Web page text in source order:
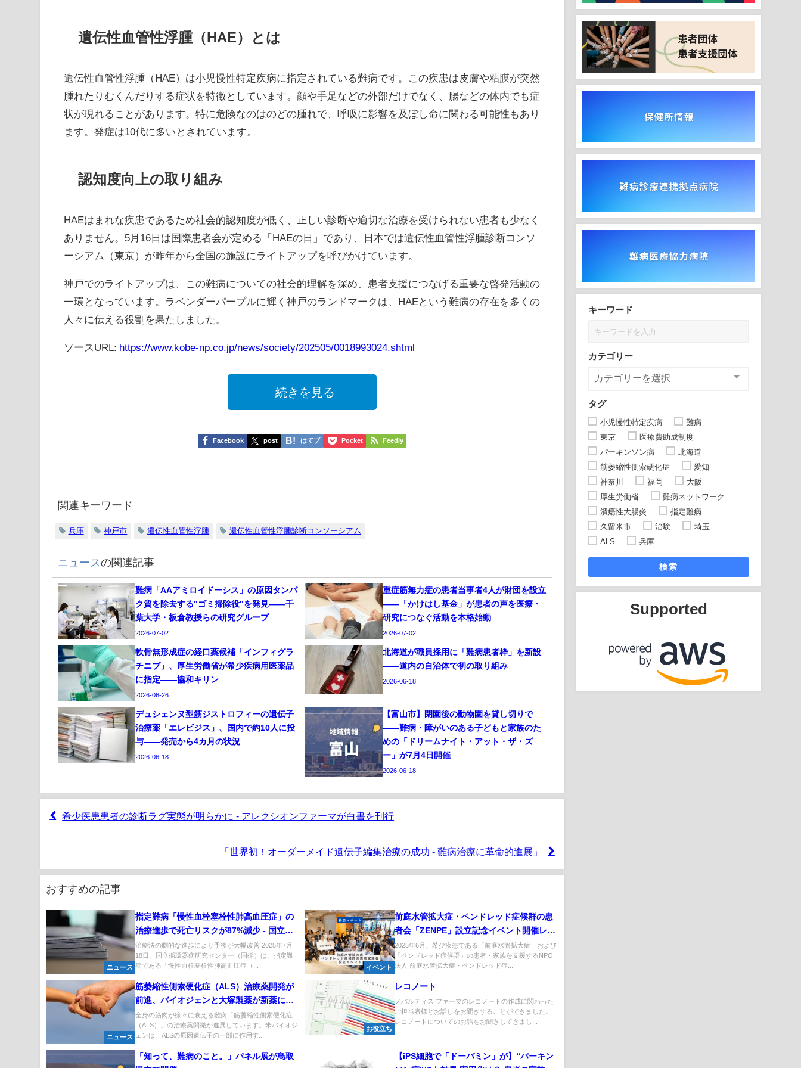
遺伝性血管性浮腫（HAE）とは
遺伝性血管性浮腫（HAE）は小児慢性特定疾病に指定されている難病です。この疾患は皮膚や粘膜が突然
腫れたりむくんだりする症状を特徴としています。顔や手足などの外部だけでなく、腸などの体内でも症
状が現れることがあります。特に危険なのはのどの腫れで、呼吸に影響を及ぼし命に関わる可能性もあり
ます。発症は10代に多いとされています。
認知度向上の取り組み
HAEはまれな疾患であるため社会的認知度が低く、正しい診断や適切な治療を受けられない患者も少なく
ありません。5月16日は国際患者会が定める「HAEの日」であり、日本では遺伝性血管性浮腫診断コンソ
ーシアム（東京）が昨年から全国の施設にライトアップを呼びかけています。
神戸でのライトアップは、この難病についての社会的理解を深め、患者支援につなげる重要な啓発活動の
一環となっています。ラベンダーパープルに輝く神戸のランドマークは、HAEという難病の存在を多くの
人々に伝える役割を果たしました。
ソースURL: https://www.kobe-np.co.jp/news/society/202505/0018993024.shtml
続きを見る
Facebook post はてブ Pocket Feedly
関連キーワード
兵庫 神戸市 遺伝性血管性浮腫 遺伝性血管性浮腫診断コンソーシアム
ニュースの関連記事
難病「AAアミロイドーシス」の原因タンパ
ク質を除去する"ゴミ掃除役"を発見——千
葉大学・板倉教授らの研究グループ
2026-07-02
重症筋無力症の患者当事者4人が財団を設立
——「かけはし基金」が患者の声を医療・
研究につなぐ活動を本格始動
2026-07-02
軟骨無形成症の経口薬候補「インフィグラ
チニブ」、厚生労働省が希少疾病用医薬品
に指定——協和キリン
2026-06-26
北海道が職員採用に「難病患者枠」を新設
——道内の自治体で初の取り組み
2026-06-18
デュシェンヌ型筋ジストロフィーの遺伝子
治療薬「エレビジス」、国内で約10人に投
与——発売から4カ月の状況
2026-06-18
【富山市】閉園後の動物園を貸し切りで
——難病・障がいのある子どもと家族のた
めの「ドリームナイト・アット・ザ・ズ
ー」が7月4日開催
2026-06-18
希少疾患患者の診断ラグ実態が明らかに - アレクシオンファーマが白書を刊行
「世界初！オーダーメイド遺伝子編集治療の成功 - 難病治療に革命的進展」
おすすめの記事
ニュース
指定難病「慢性血栓塞栓性肺高血圧症」の
治療進歩で死亡リスクが87%減少 - 国立循
環器病研究センターが発表
治療法の劇的な進歩により予後が大幅改善 2025年7月
18日、国立循環器病研究センター（国循）は、指定難
病である「慢性血栓塞栓性肺高血圧症（...
イベント
前庭水管拡大症・ペンドレッド症候群の患
者会「ZENPE」設立記念イベント開催レポ
ート
2025年6月、希少疾患である「前庭水管拡大症」および
「ペンドレッド症候群」の患者・家族を支援するNPO
法人 前庭水管拡大症・ペンドレッド症...
ニュース
筋萎縮性側索硬化症（ALS）治療薬開発が
前進、バイオジェンと大塚製薬が新薬に挑
む
全身の筋肉が徐々に衰える難病「筋萎縮性側索硬化症
（ALS）」の治療薬開発が進展しています。米バイオジ
ェンは、ALSの原因遺伝子の一部に作用す...
お役立ち
レコノート
ノバルティス ファーマのレコノートの作成に関わった
ご担当者様とお話しをお聞きすることができました。
レコノートについてのお話をお聞きしてきまし...
「知って、難病のこと。」パネル展が鳥取
【iPS細胞で「ドーパミン」が】“パーキン
キーワード
カテゴリー
タグ
小児慢性特定疾病
難病
東京
医療費助成制度
パーキンソン病
北海道
筋萎縮性側索硬化症
愛知
神奈川
福岡
大阪
厚生労働省
難病ネットワーク
潰瘍性大腸炎
指定難病
久留米市
治験
埼玉
ALS
兵庫
検索
Supported